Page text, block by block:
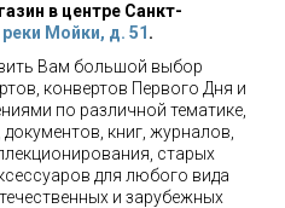
в центре Санкт-
реки Мойки, д. 51 .
Вам большой выбор
конвертов Первого Дня и
по различной тематике,
книг, журналов,
старых
для любого вида
и зарубежных